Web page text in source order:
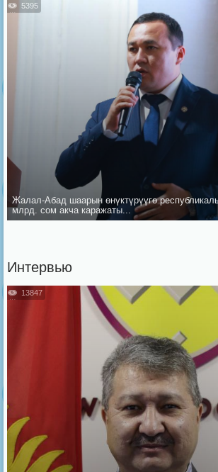
5395
Жалал-Абад шаарын ѳнүктүрүүгѳ
млрд. сом акча каражаты...
Интервью
13847